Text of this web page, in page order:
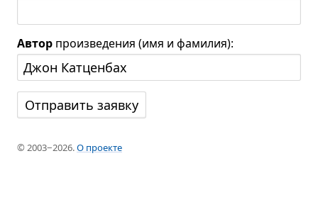
Автор произведения (имя и фамилия):
© 2003−2026.О проекте